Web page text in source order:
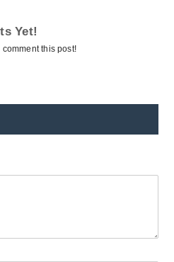
Yet!
comment this post!